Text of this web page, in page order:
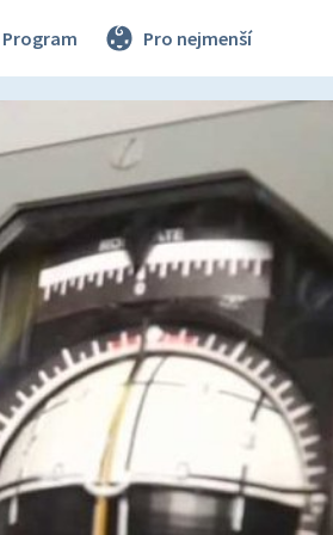
Program Pro nejmenší